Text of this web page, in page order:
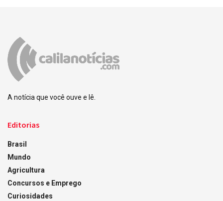
A notícia que você ouve e lê.
Editorias
Brasil
Mundo
Agricultura
Concursos e Emprego
Curiosidades